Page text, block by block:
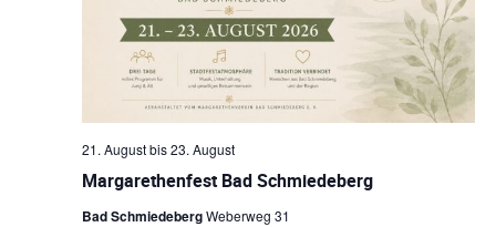
Margarethenfest Bad Schmiedeberg
21. Augustbis23. August
Bad SchmiedebergWeberweg 31